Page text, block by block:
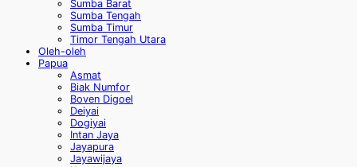
Sumba Barat
Sumba Tengah
Sumba Timur
Timor Tengah Utara
Oleh-oleh
Papua
Asmat
Biak Numfor
Boven Digoel
Deiyai
Dogiyai
Intan Jaya
Jayapura
Jayawijaya